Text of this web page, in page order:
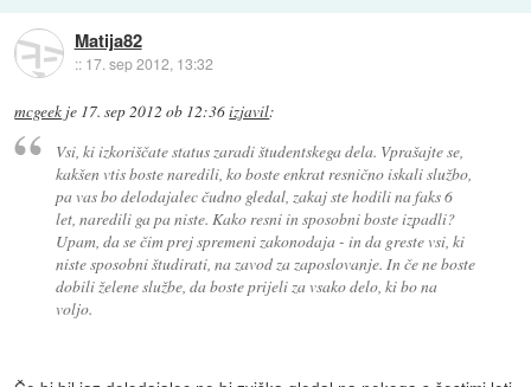
Matija82
:: 17. sep 2012, 13:32
mcgeek je 17. sep 2012 ob 12:36izjavil:
Vsi, ki izkoriščate status zaradi študentskega dela. Vprašajte se,
kakšen vtis boste naredili, ko boste enkrat resnično iskali službo,
pa vas bo delodajalec čudno gledal, zakaj ste hodili na faks 6
let, naredili ga pa niste. Kako resni in sposobni boste izpadli?
Upam, da se čim prej spremeni zakonodaja - in da greste vsi, ki
niste sposobni študirati, na zavod za zaposlovanje. In če ne boste
dobili želene službe, da boste prijeli za vsako delo, ki bo na
voljo.